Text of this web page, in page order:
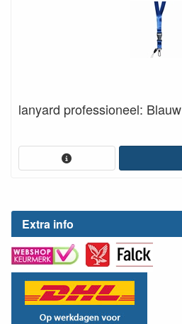
Extra info
lanyard professioneel: Blauw